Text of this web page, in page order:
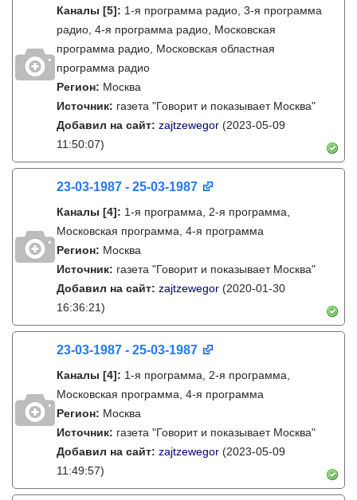
Каналы [5]: 1-я программа радио, 3-я программа
радио, 4-я программа радио, Московская
программа радио, Московская областная
программа радио
Регион: Москва
Источник: газета "Говорит и показывает Москва"
Добавил на сайт: zajtzewegor (2023-05-09
11:50:07)
23-03-1987 - 25-03-1987
Каналы [4]: 1-я программа, 2-я программа,
Московская программа, 4-я программа
Регион: Москва
Источник: газета "Говорит и показывает Москва"
Добавил на сайт: zajtzewegor (2020-01-30
16:36:21)
23-03-1987 - 25-03-1987
Каналы [4]: 1-я программа, 2-я программа,
Московская программа, 4-я программа
Регион: Москва
Источник: газета "Говорит и показывает Москва"
Добавил на сайт: zajtzewegor (2023-05-09
11:49:57)